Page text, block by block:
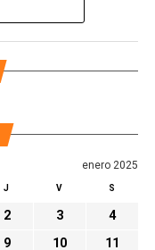
enero 2025
J V S
2 3
4
9 10
11